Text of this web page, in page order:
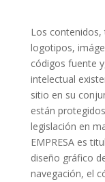
Los
logotipos,
códigos fuente
intelectual
sitio en su
están
legislación en
EMPRESA es
diseño gráfico
navegación, el